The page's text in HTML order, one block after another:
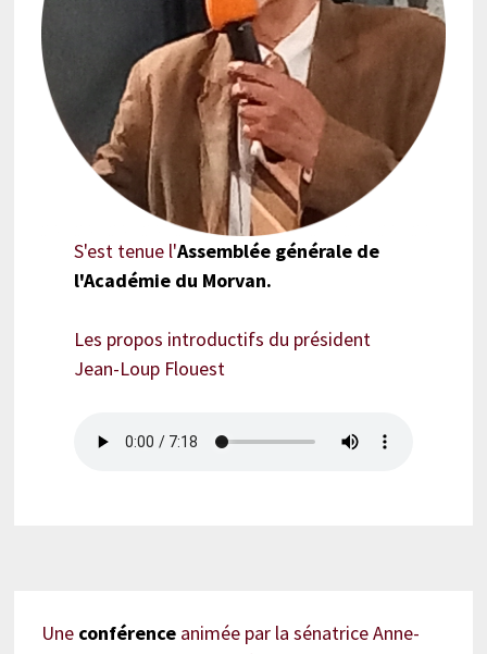
S'est tenue l'Assemblée générale de
l'Académie du Morvan.
Les propos introductifs du président
Jean-Loup Flouest
Une conférence animée par la sénatrice Anne-